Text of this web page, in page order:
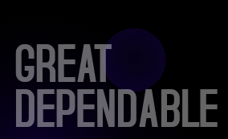
GREAT
DEPENDABLE